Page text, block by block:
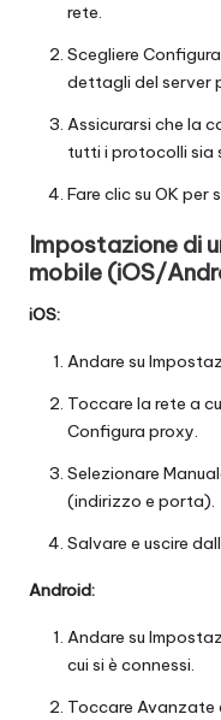
rete.
Scegliere
dettagli del server
Assicurarsi che la
tutti i protocolli sia
Fare clic su OK per
Impostazione di
mobile (iOS/
iOS:
Andare su
Toccare la rete a
Configura proxy.
Selezionare
(indirizzo e porta).
Salvare e uscire
Android:
Andare su
cui si è connessi.
Toccare Avanzate